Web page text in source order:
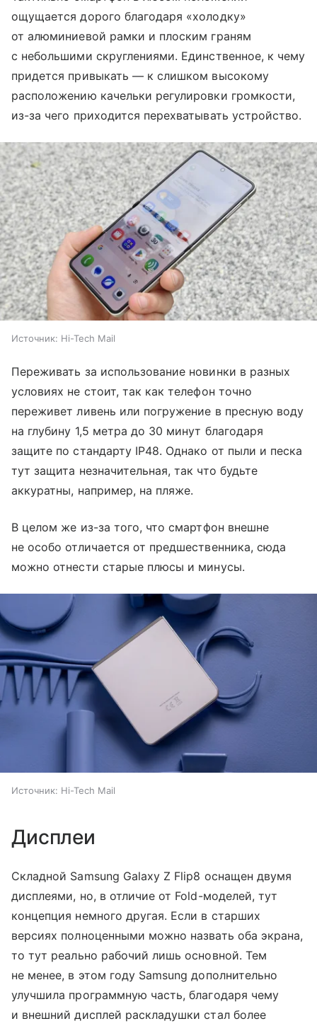
ощущается дорого благодаря «холодку»
от алюминиевой рамки и плоским граням
с небольшими скруглениями. Единственное, к чему
придется привыкать — к слишком высокому
расположению качельки регулировки громкости,
из-за чего приходится перехватывать устройство.
Источник: Hi-Tech Mail
Переживать за использование новинки в разных
условиях не стоит, так как телефон точно
переживет ливень или погружение в пресную воду
на глубину 1,5 метра до 30 минут благодаря
защите по стандарту IP48. Однако от пыли и песка
тут защита незначительная, так что будьте
аккуратны, например, на пляже.
В целом же из-за того, что смартфон внешне
не особо отличается от предшественника, сюда
можно отнести старые плюсы и минусы.
Источник: Hi-Tech Mail
Дисплеи
Складной Samsung Galaxy Z Flip8 оснащен двумя
дисплеями, но, в отличие от Fold-моделей, тут
концепция немного другая. Если в старших
версиях полноценными можно назвать оба экрана,
то тут реально рабочий лишь основной. Тем
не менее, в этом году Samsung дополнительно
улучшила программную часть, благодаря чему
и внешний дисплей раскладушки стал более